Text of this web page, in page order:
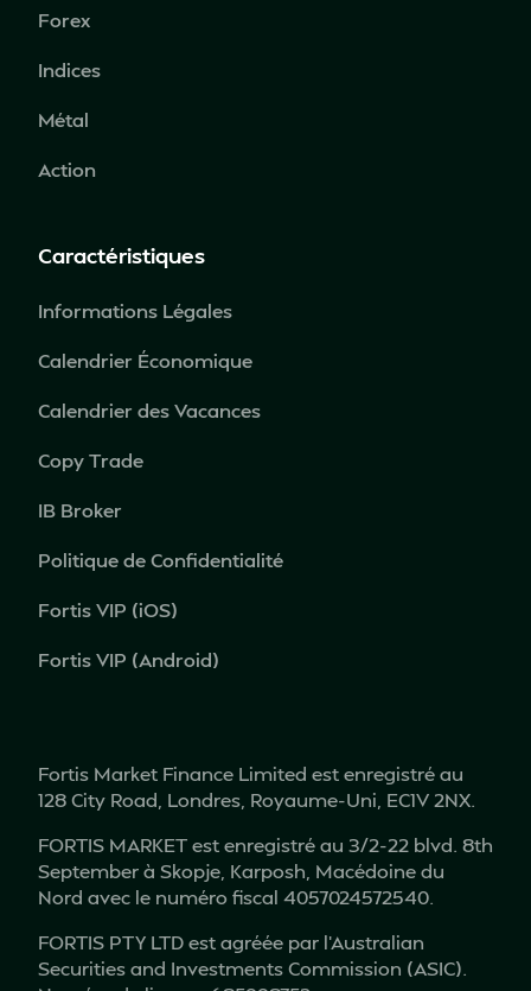
Forex
Indices
Métal
Action
Caractéristiques
Informations Légales
Calendrier Économique
Calendrier des Vacances
Copy Trade
IB Broker
Politique de Confidentialité
Fortis VIP (iOS)
Fortis VIP (Android)
Fortis Market Finance Limited est enregistré au
128 City Road, Londres, Royaume-Uni, EC1V 2NX.
FORTIS MARKET est enregistré au 3/2-22 blvd. 8th
September à Skopje, Karposh, Macédoine du
Nord avec le numéro fiscal 4057024572540.
FORTIS PTY LTD est agréée par l’Australian
Securities and Investments Commission (ASIC).